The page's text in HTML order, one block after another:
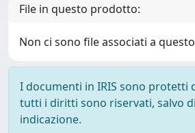
File in questo prodotto:
Non ci sono file associati a
I documenti in IRIS sono protetti
tutti i diritti sono riservati, salvo
indicazione.